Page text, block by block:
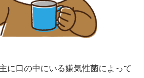
に口の中にいる嫌気性菌によって